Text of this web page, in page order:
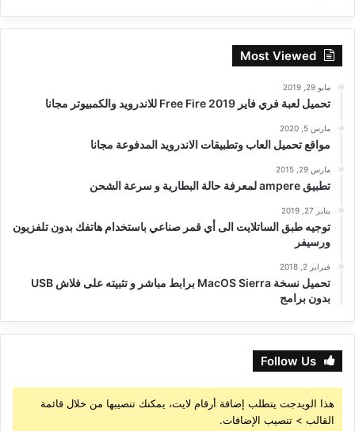
Most Viewed
مايو 29, 2019
تحميل لعبة فري فاير Free Fire 2019 للاندرويد والكمبيوتر مجانا
مارس 5, 2020
مواقع تحميل العاب وتطبيقات الاندرويد المدفوعة مجانا
مارس 29, 2015
تطبيق ampere لمعرفة حالة البطارية و سرعة الشحن
يناير 27, 2019
توجيه طبق الساتلايت الى أي قمر صناعي باستخدام هاتفك بدون تلفزيون
ورسيفر
فبراير 2, 2018
تحميل نسخة MacOS Sierra برابط مباشر و تثبيته على فلاش USB
بدون برامج
Follow Us
هذا الويدجت يتطلب إضافة أرقام لايت، يمكنك تنصيبها من خلال قائمة
القالب > تنصيب الإضافات.